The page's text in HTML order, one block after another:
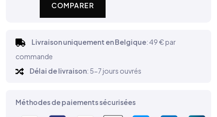
COMPARER
Livraison uniquement en Belgique: 49 € par
commande
Délai de livraison: 5-7 jours ouvrés
Méthodes de paiements sécurisées